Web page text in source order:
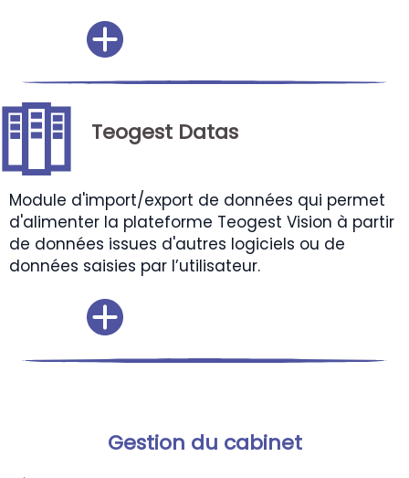
Teogest Datas
Module d'import/export de données qui permet
d'alimenter la plateforme Teogest Vision à partir
de données issues d'autres logiciels ou de
données saisies par l’utilisateur.
Gestion du cabinet